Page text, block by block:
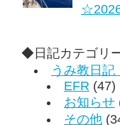
◆日記カテゴリ
うみ教日記
EFR (47)
お知らせ
その他